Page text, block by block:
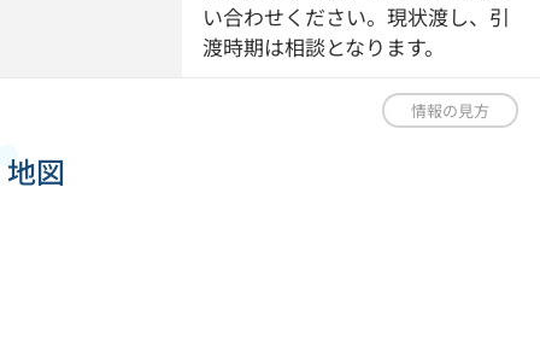
い合わせください。現状渡し、引
渡時期は相談となります。
情報の見方
地図